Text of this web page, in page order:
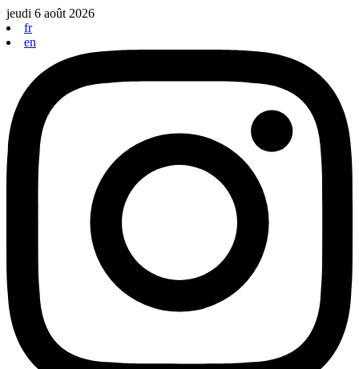
Aller
au
contenu
jeudi 6 août 2026
fr
en